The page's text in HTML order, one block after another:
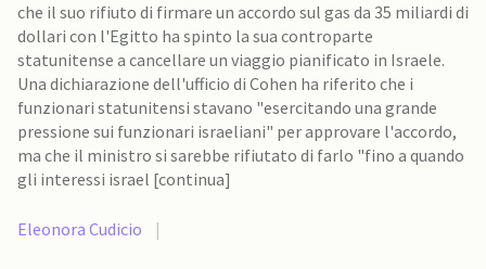
che il suo rifiuto di firmare un accordo sul gas da 35 miliardi di
dollari con l'Egitto ha spinto la sua controparte
statunitense a cancellare un viaggio pianificato in Israele.
Una dichiarazione dell'ufficio di Cohen ha riferito che i
funzionari statunitensi stavano "esercitando una grande
pressione sui funzionari israeliani" per approvare l'accordo,
ma che il ministro si sarebbe rifiutato di farlo "fino a quando
gli interessi israel [continua]
Eleonora Cudicio |